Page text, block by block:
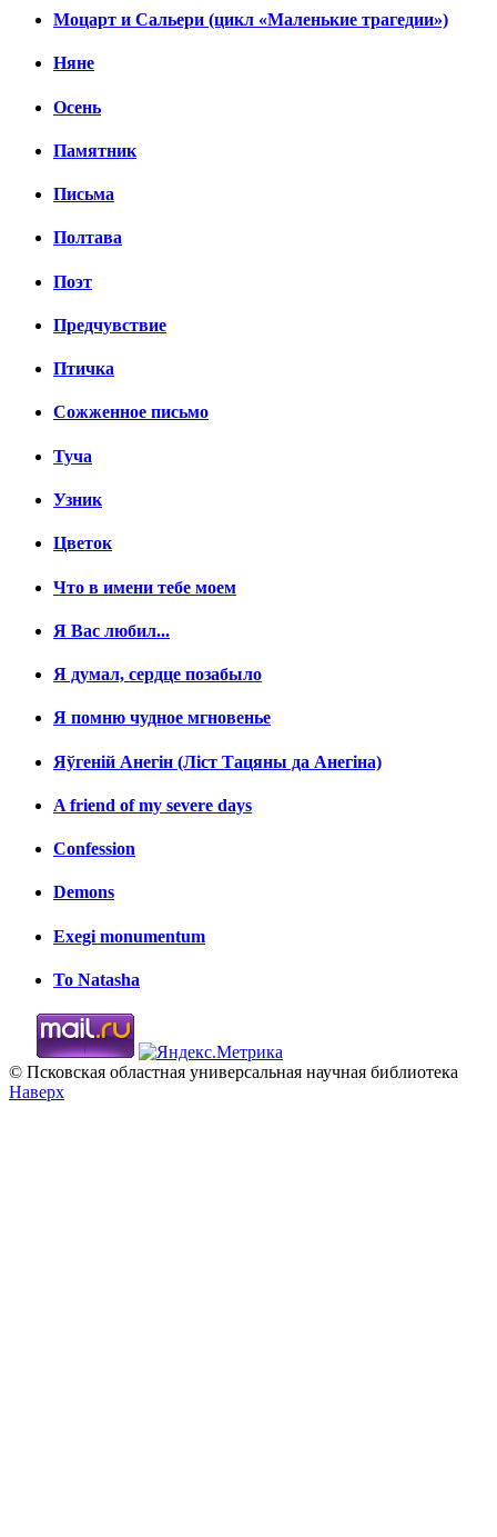
Моцарт и Сальери (цикл «Маленькие трагедии»)
Няне
Осень
Памятник
Письма
Полтава
Поэт
Предчувствие
Птичка
Сожженное письмо
Туча
Узник
Цветок
Что в имени тебе моем
Я Вас любил...
Я думал, сердце позабыло
Я помню чудное мгновенье
Яўгенiй Анегін (Лiст Тацяны да Анегiна)
A friend of my severe days
Confession
Demons
Exegi monumentum
To Natasha
© Псковская областная универсальная научная библиотека
Наверх